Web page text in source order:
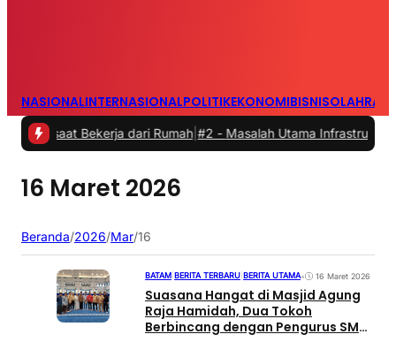
NASIONALINTERNASIONALPOLITIKEKONOMIBISNIS
Bekerja dari Rumah| #2 -Masalah Utama Infrastruktur
16 Maret 2026
Beranda/2026/Mar/16
BATAM BERITA TERBARU BERITA UTAMA• 16 Maret 2026
Suasana Hangat di Masjid Agung
Raja Hamidah, Dua Tokoh
Berbincang dengan Pengurus SMSI